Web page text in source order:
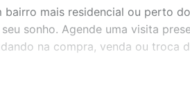
mais residencial ou perto
sonho. Agende uma visita
na compra, venda ou troca